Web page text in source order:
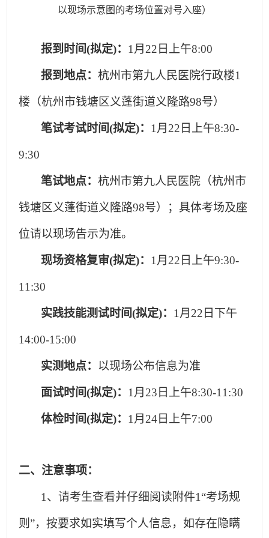
以现场示意图的考场位置对号入座）
报到时间(拟定)： 1 月22日上午8:00
报到地点：杭州市第九人民医院行政楼1
楼（杭州市钱塘区义蓬街道义隆路98号）
笔试考试时间(拟定)： 1 月22日上午8:30-
9:30
笔试地点：杭州市第九人民医院（杭州市
钱塘区义蓬街道义隆路98号）；具体考场及座
位请以现场告示为准。
现场资格复审(拟定)： 1 月22日上午9:30-
11:30
实践技能测试时间(拟定)： 1 月22日下午
14:00-15:00
实测地点： 以现场公布信息为准
面试时间(拟定)： 1 月23日上午8:30-11:30
体检时间(拟定)： 1 月24日上午7:00
二、注意事项：
1 、请考生查看并仔细阅读附件1“考场规
则”，按要求如实填写个人信息，如存在隐瞒